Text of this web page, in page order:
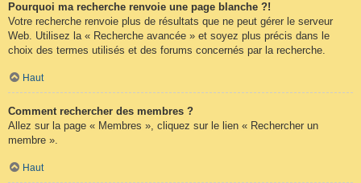
Pourquoi ma recherche renvoie une page blanche ?!
Votre recherche renvoie plus de résultats que ne peut gérer le serveur
Web. Utilisez la « Recherche avancée » et soyez plus précis dans le
choix des termes utilisés et des forums concernés par la recherche.
Haut
Comment rechercher des membres ?
Allez sur la page « Membres », cliquez sur le lien « Rechercher un
membre ».
Haut